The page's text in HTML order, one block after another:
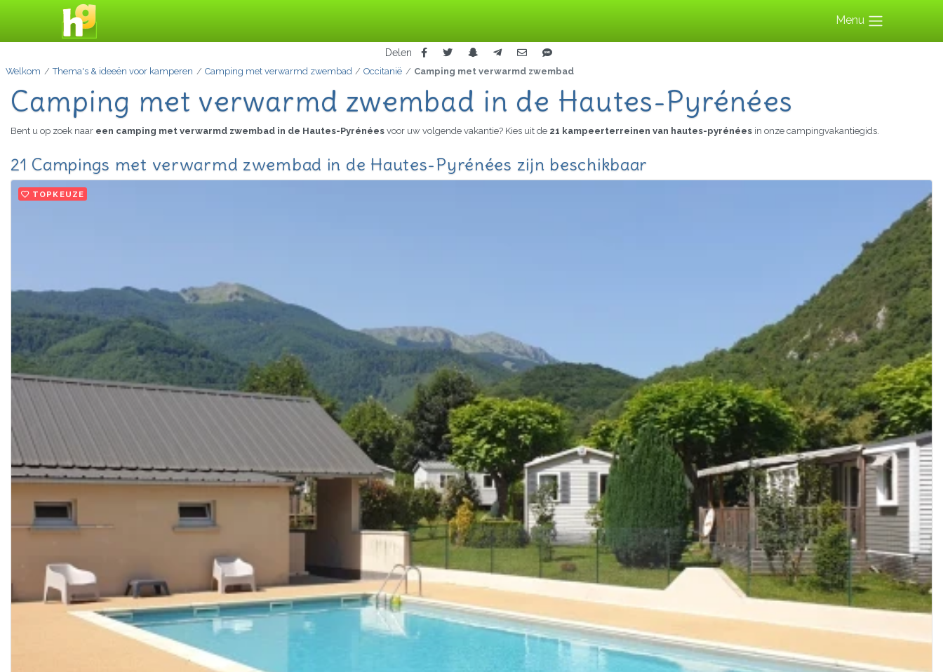
Menu
Delen
Welkom Thema's & ideeën voor kamperen Camping met verwarmd zwembad Occitanië Camping met verwarmd zwembad
Camping met verwarmd zwembad in de Hautes-Pyrénées
Bent u op zoek naar een camping met verwarmd zwembad in de Hautes-Pyrénées voor uw volgende vakantie? Kies uit de 21 kampeerterreinen van hautes-pyrénées in onze campingvakantiegids.
21 Campings met verwarmd zwembad in de Hautes-Pyrénées zijn beschikbaar
TOPKEUZE